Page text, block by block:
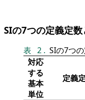
SIの7つの定義定
表 2 . SIの7つ
対応
する
基本
単位
定義